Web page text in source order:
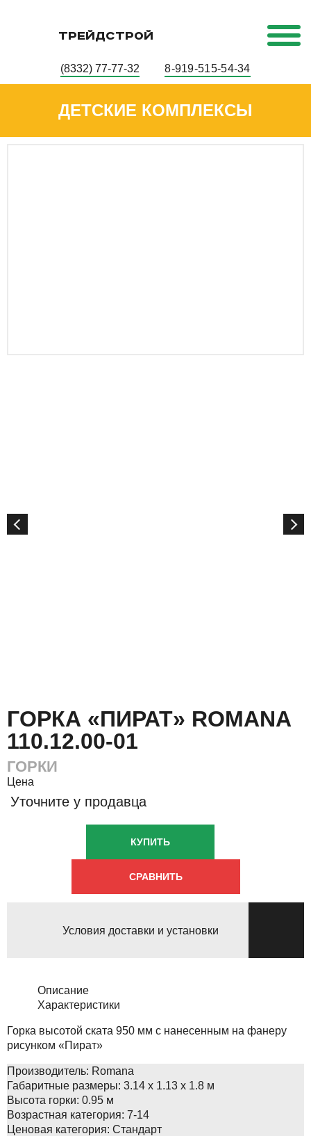
ТРЕЙДСТРОЙ
(8332) 77-77-32 8-919-515-54-34
ДЕТСКИЕ КОМПЛЕКСЫ
ГОРКА «ПИРАТ» ROMANA
110.12.00-01
ГОРКИ
Цена
Уточните у продавца
КУПИТЬ
СРАВНИТЬ
Условия доставки и установки
Описание
Характеристики
Горка высотой ската 950 мм с нанесенным на фанеру
рисунком «Пират»
Производитель: Romana
Габаритные размеры: 3.14 x 1.13 x 1.8 м
Высота горки: 0.95 м
Возрастная категория: 7-14
Ценовая категория: Стандарт